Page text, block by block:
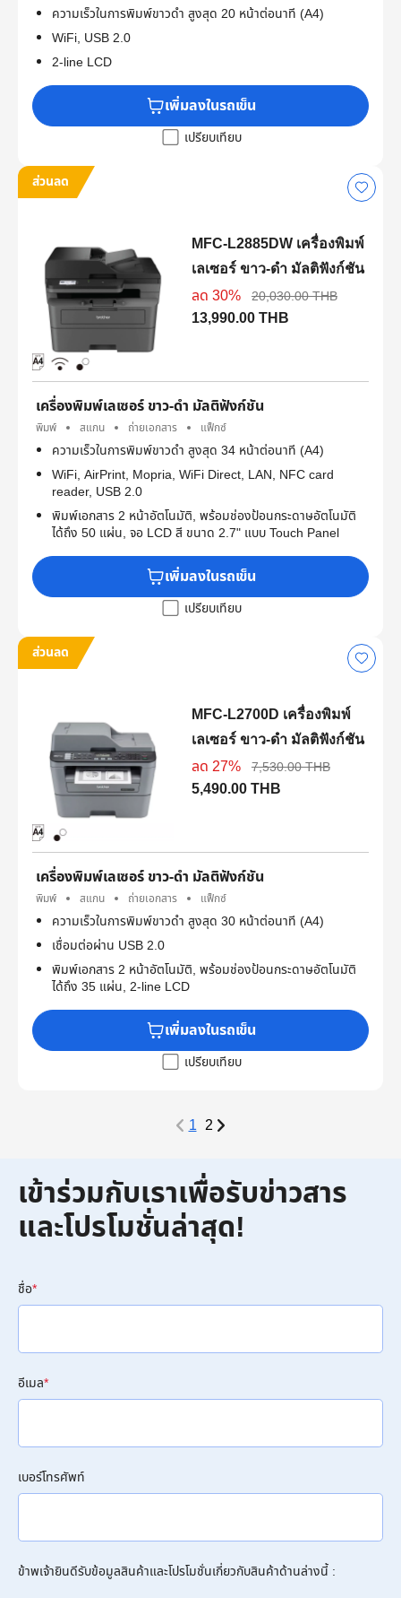
ความเร็วในการพิมพ์ขาวดำ สูงสุด 20 หน้าต่อนาที (A4)
WiFi, USB 2.0
2-line LCD
เพิ่มลงในรถเข็น
เปรียบเทียบ
ส่วนลด
MFC-L2885DW เครื่องพิมพ์
เลเซอร์ ขาว-ดำ มัลติฟังก์ชัน
ลด 30% 20,030.00 THB
13,990.00 THB
เครื่องพิมพ์เลเซอร์ ขาว-ดำ มัลติฟังก์ชัน
พิมพ์ สแกน ถ่ายเอกสาร แฟ็กซ์
ความเร็วในการพิมพ์ขาวดำ สูงสุด 34 หน้าต่อนาที (A4)
WiFi, AirPrint, Mopria, WiFi Direct, LAN, NFC card
reader, USB 2.0
พิมพ์เอกสาร 2 หน้าอัตโนมัติ, พร้อมช่องป้อนกระดาษอัตโนมัติ
ได้ถึง 50 แผ่น, จอ LCD สี ขนาด 2.7" แบบ Touch Panel
เพิ่มลงในรถเข็น
เปรียบเทียบ
ส่วนลด
MFC-L2700D เครื่องพิมพ์
เลเซอร์ ขาว-ดำ มัลติฟังก์ชัน
ลด 27% 7,530.00 THB
5,490.00 THB
เครื่องพิมพ์เลเซอร์ ขาว-ดำ มัลติฟังก์ชัน
พิมพ์ สแกน ถ่ายเอกสาร แฟ็กซ์
ความเร็วในการพิมพ์ขาวดำ สูงสุด 30 หน้าต่อนาที (A4)
เชื่อมต่อผ่าน USB 2.0​
พิมพ์เอกสาร 2 หน้าอัตโนมัติ, พร้อมช่องป้อนกระดาษอัตโนมัติ
ได้ถึง 35 แผ่น, 2-line LCD
เพิ่มลงในรถเข็น
เปรียบเทียบ
1 2
เข้าร่วมกับเราเพื่อรับข่าวสาร
และโปรโมชั่นล่าสุด!
ชื่อ*
อีเมล*
เบอร์โทรศัพท์
ข้าพเจ้ายินดีรับข้อมูลสินค้าและโปรโมชั่นเกี่ยวกับสินค้าด้านล่างนี้ :